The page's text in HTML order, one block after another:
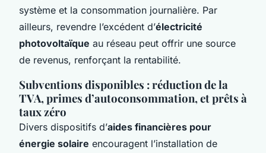
système et la consommation journalière. Par
ailleurs, revendre l’excédent d’électricité
photovoltaïque au réseau peut offrir une source
de revenus, renforçant la rentabilité.
Subventions disponibles : réduction de la
TVA, primes d’autoconsommation, et prêts à
taux zéro
Divers dispositifs d’aides financières pour
énergie solaire encouragent l’installation de